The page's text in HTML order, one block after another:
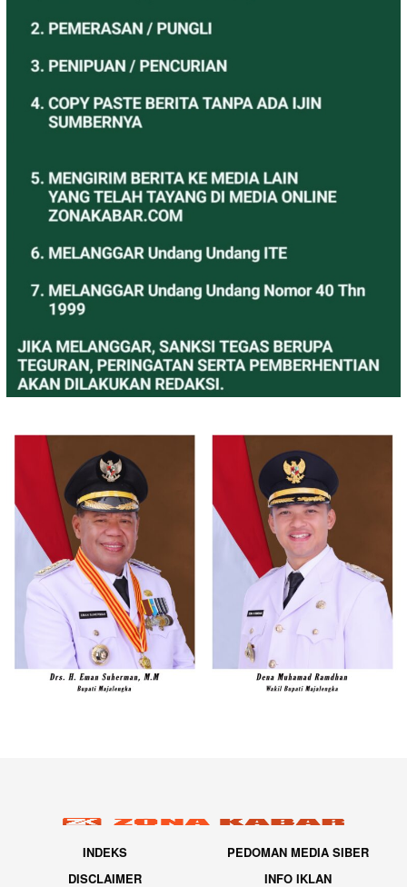
INDEKS
PEDOMAN MEDIA SIBER
DISCLAIMER
INFO IKLAN